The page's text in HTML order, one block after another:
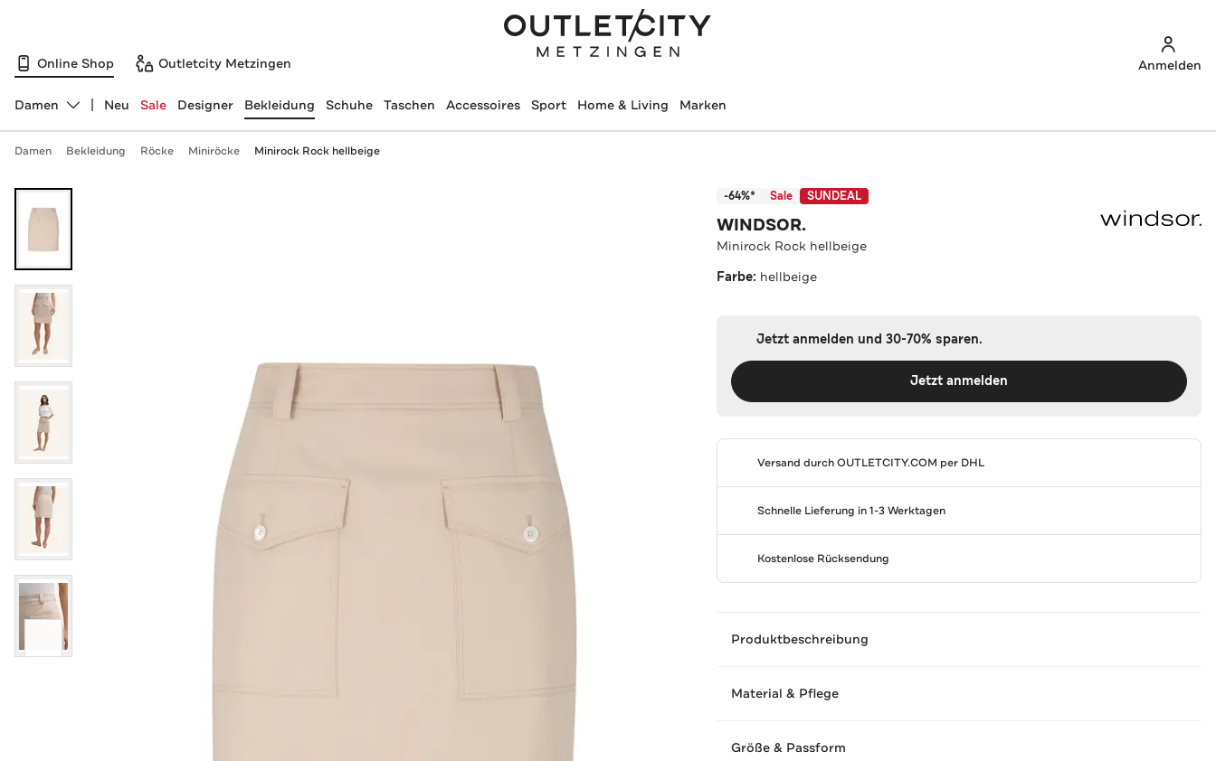
Online Shop Outletcity Metzingen Anmelden
Abteilung ändern, ausgewählt:
Damen Neu Sale Designer Bekleidung Schuhe Taschen Accessoires Sport Home & Living Marken
Damen Bekleidung Röcke Miniröcke Minirock Rock hellbeige
-64%* Sale SUNDEAL
WINDSOR.
Minirock Rock hellbeige
Farbe: hellbeige
Jetzt anmelden und 30-70% sparen.
Jetzt anmelden
Versand durchOUTLETCITY.COM per DHL
Schnelle Lieferung in 1-3 Werktagen
Kostenlose Rücksendung
Produktbeschreibung
Material & Pflege
Größe & Passform